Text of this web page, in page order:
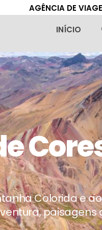
AGÊNCIA DE
INÍCIO
Colorida e